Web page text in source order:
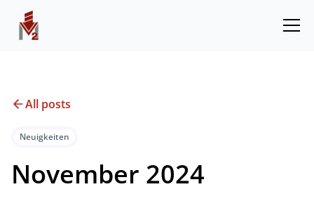
All posts
Neuigkeiten
November 2024